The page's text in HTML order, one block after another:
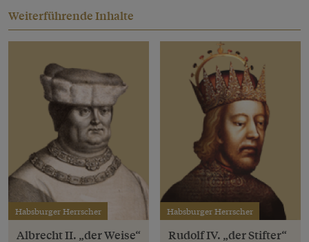
Weiterführende Inhalte
Habsburger Herrscher
Albrecht II. „der Weise“
Habsburger Herrscher
Rudolf IV. „der Stifter“